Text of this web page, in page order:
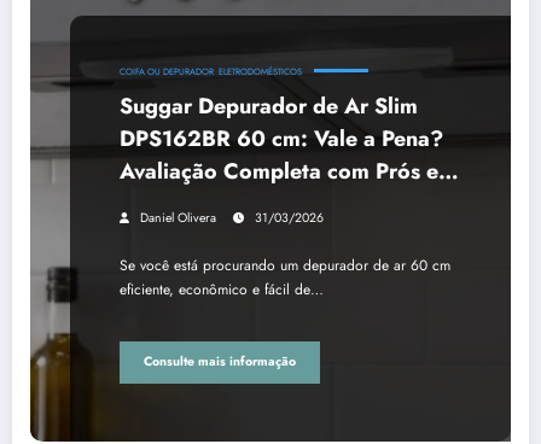
COIFA OU DEPURADOR ELETRODOMÉSTICOS
Suggar Depurador de Ar Slim
DPS162BR 60 cm: Vale a Pena?
Avaliação Completa com Prós e
Contas
Daniel Olivera 31/03/2026
Se você está procurando um depurador de ar 60 cm
eficiente, econômico e fácil de…
Consulte mais informação